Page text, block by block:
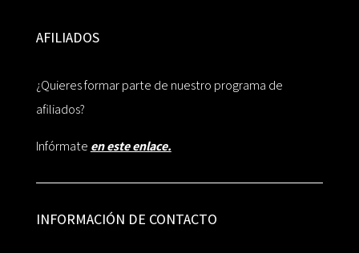
AFILIADOS
¿Quieres formar parte de nuestro programa de
afiliados?
Infórmate en este enlace.
INFORMACIÓN DE CONTACTO